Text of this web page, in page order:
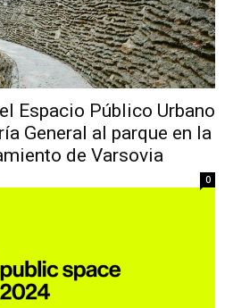
Espacio Público Urbano
General al parque en la
de Varsovia
0